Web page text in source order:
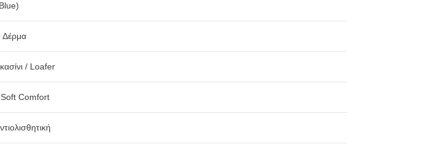
Δέρμα
/ Loafer
Soft Comfort